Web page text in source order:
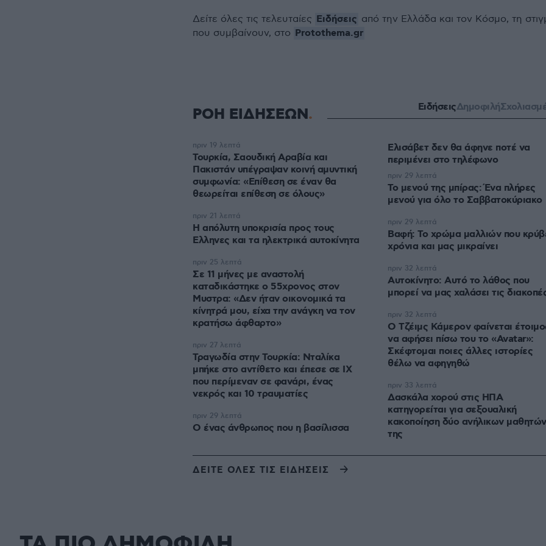
Δείτε όλες τις τελευταίες Ειδήσεις από την Ελλάδα και τον Κόσμο, τη
που συμβαίνουν, στο Protothema.gr
ΡΟΗ ΕΙΔΗΣΕΩΝ ΕιδήσειςΔημοφιλή
Τουρκία, Σαουδική Αραβία και
Πακιστάν υπέγραψαν κοινή αμυντική
συμφωνία: «Επίθεση σε έναν θα
θεωρείται επίθεση σε όλους»
πριν 19 λεπτά
Η απόλυτη υποκρισία προς τους
Ελληνες και τα ηλεκτρικά αυτοκίνητα
πριν 21 λεπτά
Σε 11 μήνες με αναστολή
καταδικάστηκε ο 55χρονος στον
Μυστρα: «Δεν ήταν οικονομικά τα
κίνητρά μου, είχα την ανάγκη να τον
κρατήσω άφθαρτο»
πριν 25 λεπτά
Τραγωδία στην Τουρκία: Νταλίκα
μπήκε στο αντίθετο και έπεσε σε ΙΧ
που περίμεναν σε φανάρι, ένας
νεκρός και 10 τραυματίες
πριν 27 λεπτά
Ο ένας άνθρωπος που η βασίλισσα
Ελισάβετ δεν θα άφηνε ποτέ να
περιμένει στο τηλέφωνο
πριν 29 λεπτά
Το μενού της μπίρας: Ένα πλήρες
μενού για όλο το Σαββατοκύριακο
πριν 29 λεπτά
Βαφή: Το χρώμα μαλλιών που
χρόνια και μας μικραίνει
πριν 29 λεπτά
Αυτοκίνητο: Αυτό το λάθος που
μπορεί να μας χαλάσει τις
πριν 32 λεπτά
Ο Τζέιμς Κάμερον φαίνεται
να αφήσει πίσω του το «Avatar»:
Σκέφτομαι ποιες άλλες ιστορίες
θέλω να αφηγηθώ
πριν 32 λεπτά
Δασκάλα χορού στις ΗΠΑ
κατηγορείται για σεξουαλική
κακοποίηση δύο ανήλικων μαθητών
της
πριν 33 λεπτά
ΔΕΙΤΕ ΟΛΕΣ ΤΙΣ ΕΙΔΗΣΕΙΣ